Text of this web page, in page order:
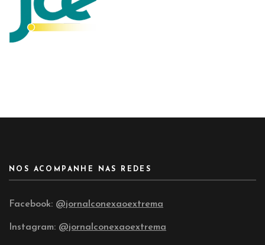
NOS ACOMPANHE NAS REDES
Facebook: @jornalconexaoextrema
Instagram: @jornalconexaoextrema